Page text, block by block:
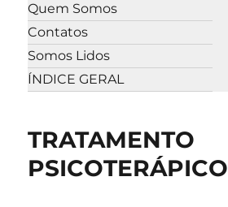
Quem Somos
Contatos
Somos Lidos
ÍNDICE GERAL
TRATAMENTO
PSICOTERÁPICO